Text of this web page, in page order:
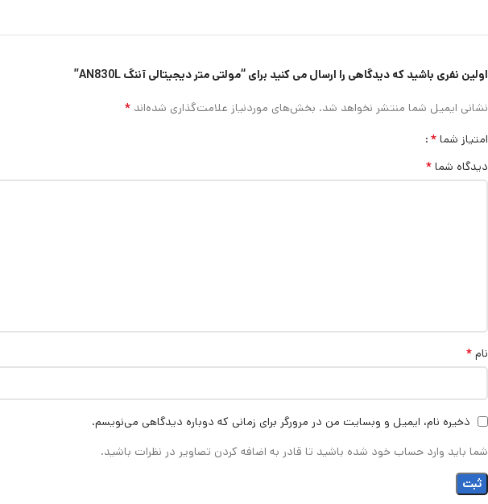
اولین نفری باشید که دیدگاهی را ارسال می کنید برای “مولتی متر دیجیتالی آننگ AN830L”
نشانی ایمیل شما منتشر نخواهد شد. بخش‌های موردنیاز علامت‌گذاری شده‌اند *
امتیاز شما *
دیدگاه شما *
نام *
ذخیره نام، ایمیل و وبسایت من در مرورگر برای زمانی که دوباره دیدگاهی می‌نویسم.
شما باید وارد حساب خود شده باشید تا قادر به اضافه کردن تصاویر در نظرات باشید.